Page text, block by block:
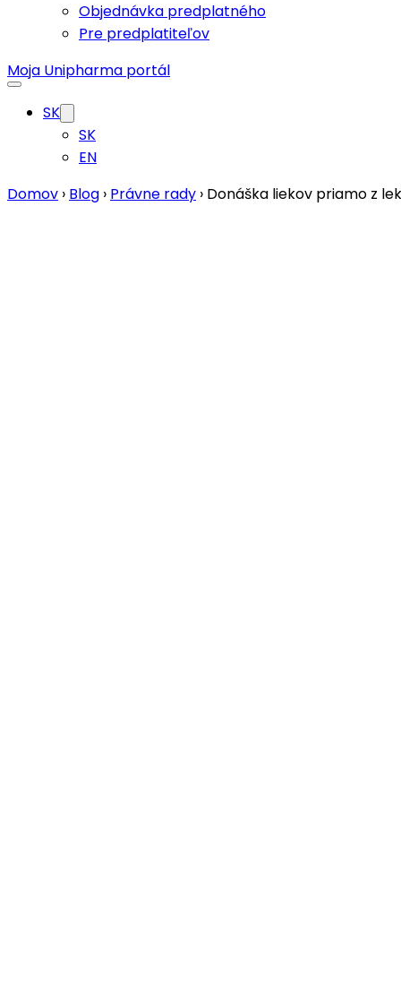
Objednávka predplatného
Pre predplatiteľov
Moja Unipharma portál
SK
SK
EN
Domov › Blog › Právne rady › Donáška liekov priamo z